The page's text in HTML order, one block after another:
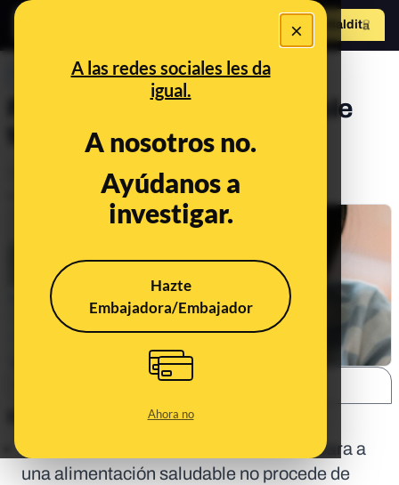
×
A las redes sociales les da
igual.
A nosotros no.
Ayúdanos a
investigar.
Hazte
Embajadora/Embajador
Ahora no
Hazte Maldito
PREBUNKING
Por qué no es imprescindible
tomar tres lácteos al día
Oct 17, 2023, 9:14:00 AM
La idea de tomar tres lácteos al día de cara a
una alimentación saludable no procede de